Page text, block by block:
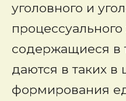
уголовного и
процессуального
содержащиеся в
даются в таких в
формирования